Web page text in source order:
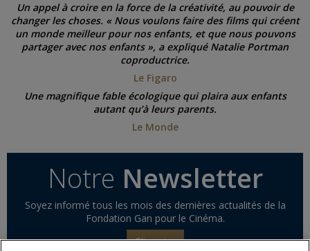
Un appel à croire en la force de la créativité, au pouvoir de
changer les choses. « Nous voulons faire des films qui créent
un monde meilleur pour nos enfants, et que nous pouvons
partager avec nos enfants », a expliqué Natalie Portman
coproductrice.
Le Figaro
Une magnifique fable écologique qui plaira aux enfants
autant qu’à leurs parents.
Le Monde
Notre Newsletter
Soyez informé tous les mois des dernières actualités de la
Fondation Gan pour le Cinéma.
S'inscrire